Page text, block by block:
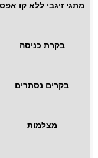
מתגי זיגבי ללא קו אפס
בקרת כניסה
בקרים נסתרים
מצלמות